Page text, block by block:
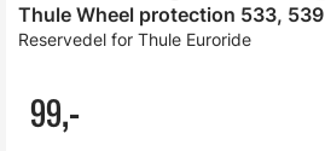
Thule Wheel protection 533, 539
Reservedel for Thule Euroride
99,-